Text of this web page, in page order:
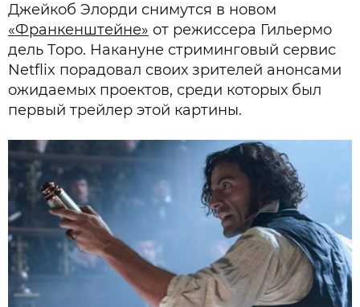
Джейкоб Элорди снимутся в новом
«Франкенштейне» от режиссера Гильермо
дель Торо. Накануне стриминговый сервис
Netflix порадовал своих зрителей анонсами
ожидаемых проектов, среди которых был
первый трейлер этой картины.